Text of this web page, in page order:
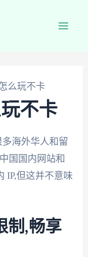
么玩不卡
不卡
海外华人和留
国国内网站和
IP,但这并不意味
制,畅享